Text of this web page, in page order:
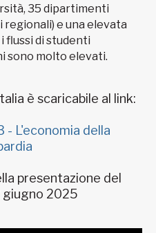
35 dipartimenti
regionali) e una elevata
flussi di studenti
sono molto elevati.
è scaricabile al link:
- L'economia della
presentazione del
giugno 2025